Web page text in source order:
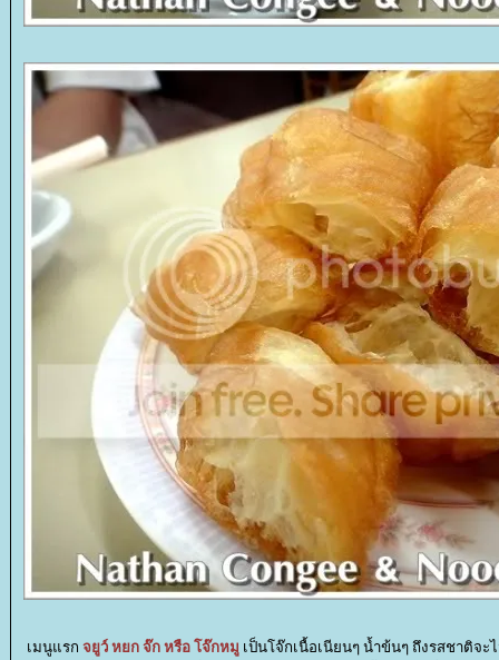
เมนูแรก จยูว์ หยก จ๊ก หรือ โจ๊กหมู เป็นโจ๊กเนื้อเนียนๆ น้ำข้นๆ ถึงรสชาติจ